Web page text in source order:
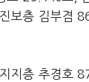
보층 김부겸
지층 추경호